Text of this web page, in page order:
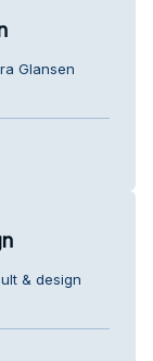
Glansen
& design